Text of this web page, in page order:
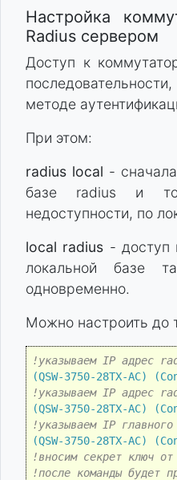
Настройка
Radius сервером
Доступ к
методе
При этом:
radius local -
базе radius и
недоступности, по
local radius - доступ
локальной базе
одновременно.
Можно настроить до
!указываем IP адрес
(QSW-3750-28TX-AC)
!указываем IP адрес
(QSW-3750-28TX-AC)
!указываем IP
(QSW-3750-28TX-AC)
!вносим секрет ключ
!после команды будет